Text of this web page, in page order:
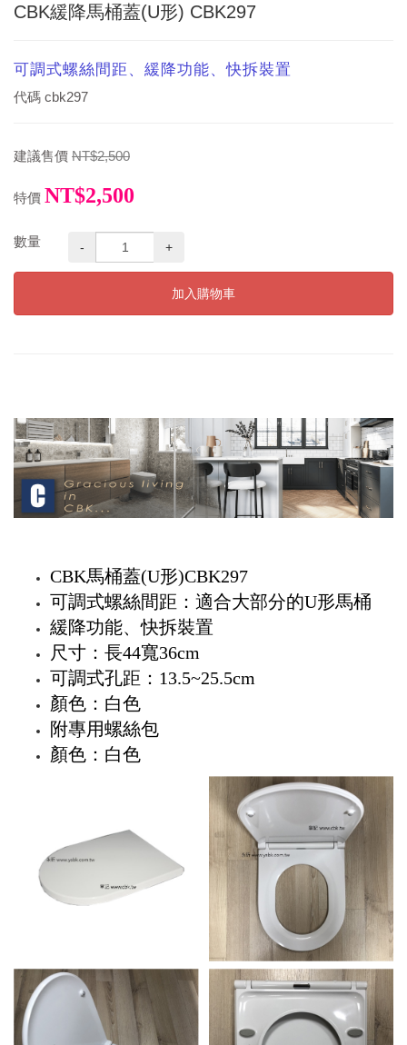
CBK緩降馬桶蓋(U形) CBK297
可調式螺絲間距、緩降功能、快拆裝置
代碼 cbk297
建議售價 NT$2,500
特價 NT$2,500
數量 - +
加入購物車
CBK馬桶蓋(U形)CBK297
可調式螺絲間距：適合大部分的U形馬桶
緩降功能、快拆裝置
尺寸：長44寬36cm
可調式孔距：13.5~25.5cm
顏色：白色
附專用螺絲包
顏色：白色